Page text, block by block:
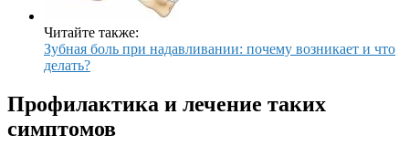
Читайте также:
Зубная боль при надавливании: почему возникает и что
делать?
Профилактика и лечение таких
симптомов